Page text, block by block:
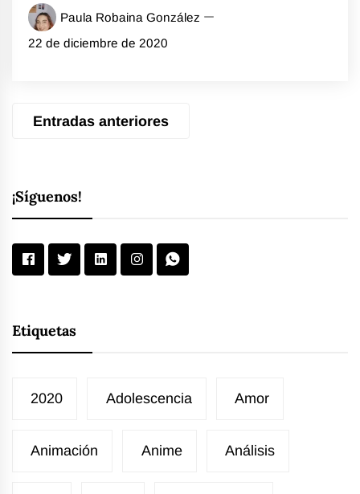
Paula Robaina González
22 de diciembre de 2020
Navegación
Entradas anteriores
¡Síguenos!
Etiquetas
2020 Adolescencia Amor
Animación Anime Análisis